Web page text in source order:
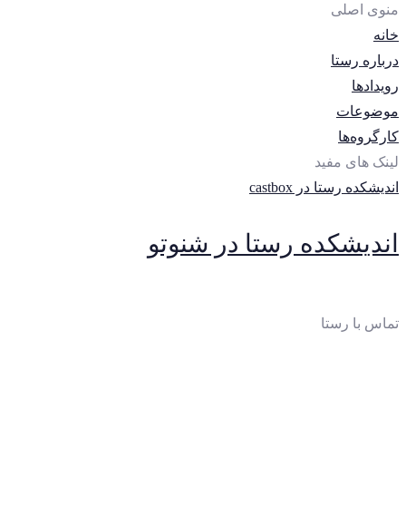
منوی اصلی
خانه
درباره رستا
رویدادها
موضوعات
کارگروه‌ها
لینک های مفید
اندیشکده رستا در castbox
اندیشکده رستا در شنوتو
تماس با رستا